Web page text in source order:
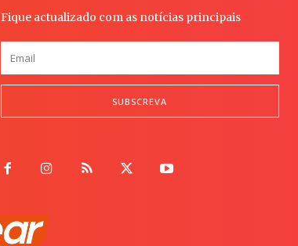
Fique actualizado com as notícias principais
SUBSCREVA